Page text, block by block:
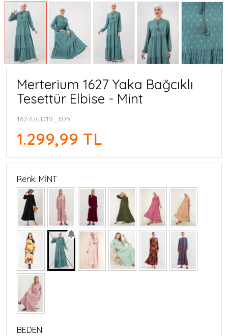
Merterium 1627 Yaka Bağcıklı
Tesettür Elbise - Mint
1627BGD19_305
1.299,99 TL
Renk: MİNT
BEDEN: